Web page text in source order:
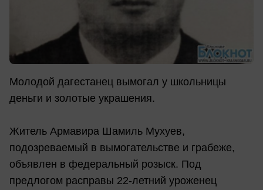
Молодой дагестанец вымогал у школьницы
деньги и золотые украшения.
Житель Армавира Шамиль Мухуев,
подозреваемый в вымогательстве и грабеже,
объявлен в федеральный розыск. Под
предлогом расправы 22-летний уроженец